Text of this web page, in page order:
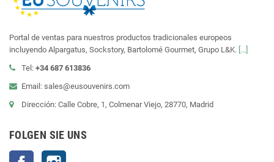
Portal de ventas para nuestros productos tradicionales europeos
incluyendo Alpargatus, Sockstory, Bartolomé Gourmet, Grupo L&K. [...]
Tel: +34 687 613836
Email: sales@eusouvenirs.com
Dirección: Calle Cobre, 1, Colmenar Viejo, 28770, Madrid
FOLGEN SIE UNS
Facebook